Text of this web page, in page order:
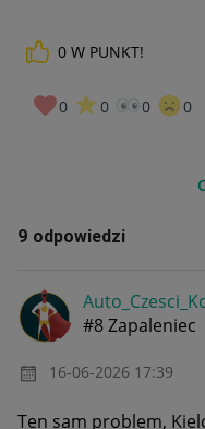
0 W PUNKT!
0 0 0 0
9 odpowiedzi
#8 Zapaleniec
‎16-06-2026 17:39
Ten sam problem,